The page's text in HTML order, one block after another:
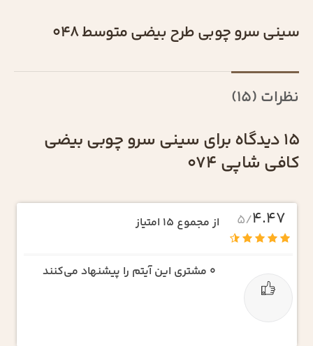
سینی سرو چوبی طرح بیضی متوسط 048
نظرات (15)
15 دیدگاه برای
سینی سرو چوبی بیضی
کافی شاپی 074
4.47
/5 از مجموع 15 امتیاز
0 مشتری این آیتم را پیشنهاد می‌کنند